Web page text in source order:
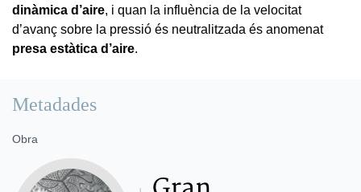
dinàmica d’aire, i quan la influència de la velocitat
d’avanç sobre la pressió és neutralitzada és anomenat
presa estàtica d’aire.
Metadades
Obra